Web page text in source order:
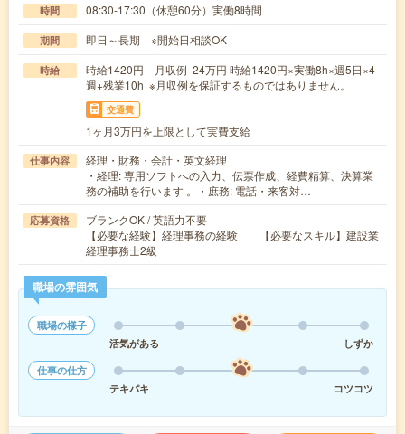
時間 08:30-17:30（休憩60分）実働8時間
期間 即日～長期 ※開始日相談OK
時給
時給1420円 月収例 24万円 時給1420円×実働8h×週5日×4
週+残業10h ※月収例を保証するものではありません。
交通費
1ヶ月3万円を上限として実費支給
仕事内容
経理・財務・会計・英文経理
・経理: 専用ソフトへの入力、伝票作成、経費精算、決算業
務の補助を行います 。・庶務: 電話・来客対…
応募資格
ブランクOK / 英語力不要
【必要な経験】経理事務の経験 【必要なスキル】建設業
経理事務士2級
職場の雰囲気
職場の様子
活気がある
しずか
仕事の仕方
テキパキ
コツコツ